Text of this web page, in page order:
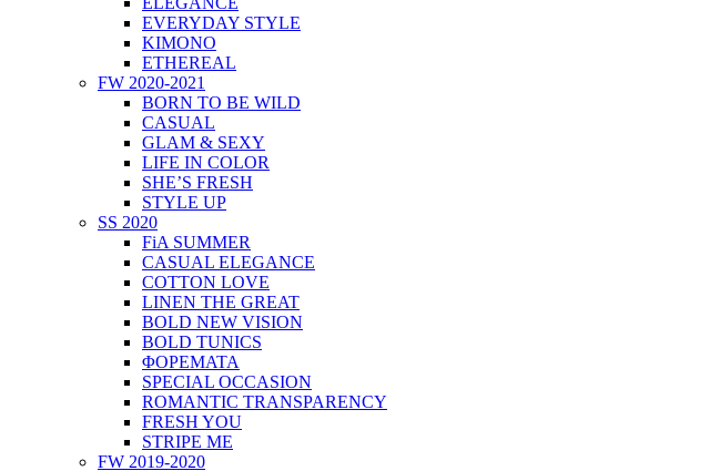
EVERYDAY STYLE
KIMONO
ETHEREAL
FW 2020-2021
BORN TO BE WILD
CASUAL
GLAM & SEXY
LIFE IN COLOR
SHE’S FRESH
STYLE UP
SS 2020
FiA SUMMER
CASUAL ELEGANCE
COTTON LOVE
LINEN THE GREAT
BOLD NEW VISION
BOLD TUNICS
ΦΟΡΕΜΑΤΑ
SPECIAL OCCASION
ROMANTIC TRANSPARENCY
FRESH YOU
STRIPE ME
FW 2019-2020